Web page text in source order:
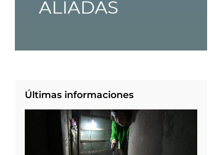
Últimas informaciones